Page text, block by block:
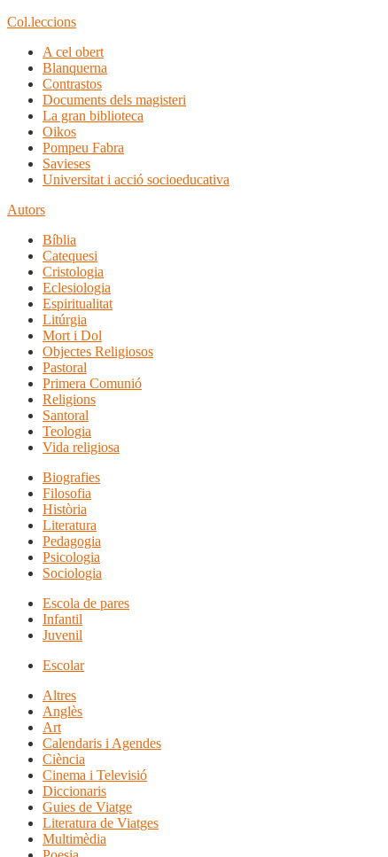
Col.leccions
A cel obert
Blanquerna
Contrastos
Documents dels magisteri
La gran biblioteca
Oikos
Pompeu Fabra
Savieses
Universitat i acció socioeducativa
Autors
Bíblia
Catequesi
Cristologia
Eclesiologia
Espiritualitat
Litúrgia
Mort i Dol
Objectes Religiosos
Pastoral
Primera Comunió
Religions
Santoral
Teologia
Vida religiosa
Biografies
Filosofia
Història
Literatura
Pedagogia
Psicologia
Sociologia
Escola de pares
Infantil
Juvenil
Escolar
Altres
Anglès
Art
Calendaris i Agendes
Ciència
Cinema i Televisió
Diccionaris
Guies de Viatge
Literatura de Viatges
Multimèdia